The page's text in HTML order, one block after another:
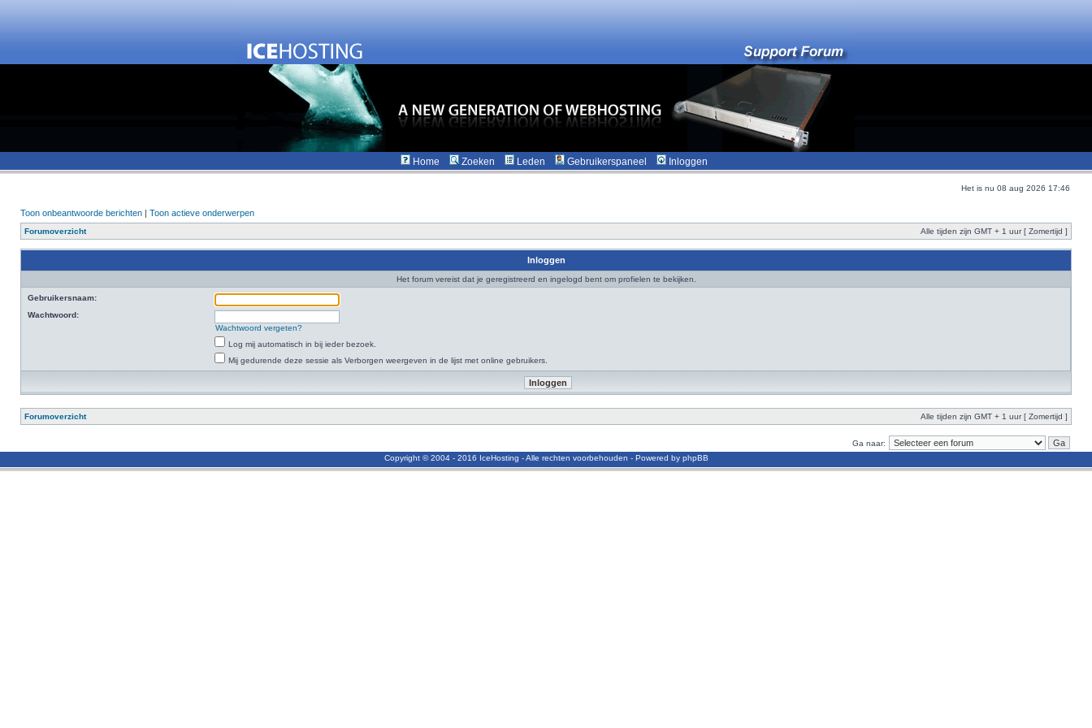
Home Zoeken Leden Gebruikerspaneel Inloggen
Het is nu 08 aug 2026 17:46
Toon onbeantwoorde berichten | Toon actieve onderwerpen
Forumoverzicht Alle tijden zijn GMT + 1 uur [ Zomertijd ]
Inloggen
Het forum vereist dat je geregistreerd en ingelogd bent om profielen te bekijken.
Gebruikersnaam:
Wachtwoord:
Wachtwoord vergeten?
Log mij automatisch in bij ieder bezoek.
Mij gedurende deze sessie als Verborgen weergeven in de lijst met online gebruikers.
Forumoverzicht Alle tijden zijn GMT + 1 uur [ Zomertijd ]
Ga naar:
Copyright © 2004 - 2016 IceHosting - Alle rechten voorbehouden - Powered by phpBB